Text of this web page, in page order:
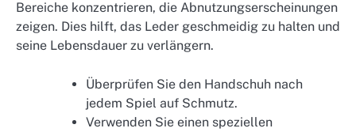
Bereiche konzentrieren, die Abnutzungserscheinungen
zeigen. Dies hilft, das Leder geschmeidig zu halten und
seine Lebensdauer zu verlängern.
Überprüfen Sie den Handschuh nach
jedem Spiel auf Schmutz.
Verwenden Sie einen speziellen